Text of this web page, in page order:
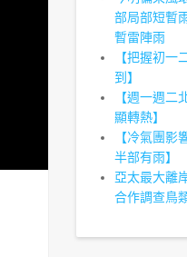
部局部短暫
暫雷陣雨
【把握初一
到】
【週一週二
顯轉熱】
【冷氣團影
半部有雨】
亞太最大離
合作調查鳥